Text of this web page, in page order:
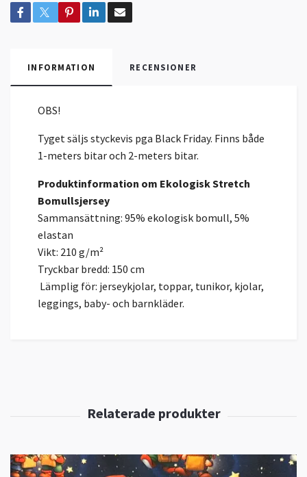
INFORMATION RECENSIONER
OBS!
Tyget säljs styckevis pga Black Friday. Finns både
1-meters bitar och 2-meters bitar.
Produktinformation om Ekologisk Stretch
Bomullsjersey
Sammansättning: 95% ekologisk bomull, 5%
elastan
Vikt: 210 g/m²
Tryckbar bredd: 150 cm
Lämplig för: jerseykjolar, toppar, tunikor, kjolar,
leggings, baby- och barnkläder.